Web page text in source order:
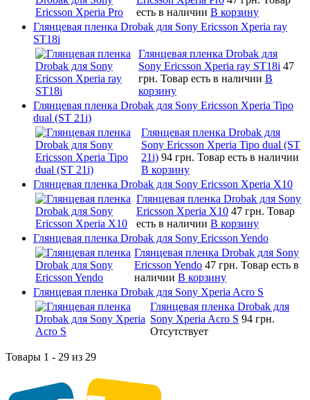
есть в наличии В корзину
Глянцевая пленка Drobak для Sony Ericsson Xperia ray
ST18i
Глянцевая пленка Drobak для
Sony Ericsson Xperia ray ST18i 47
грн. Товар есть в наличии В
корзину
Глянцевая пленка Drobak для Sony Ericsson Xperia Tipo
dual (ST 21i)
Глянцевая пленка Drobak для
Sony Ericsson Xperia Tipo dual (ST
21i) 94 грн. Товар есть в наличии
В корзину
Глянцевая пленка Drobak для Sony Ericsson Xperia X10
Глянцевая пленка Drobak для Sony
Ericsson Xperia X10 47 грн. Товар
есть в наличии В корзину
Глянцевая пленка Drobak для Sony Ericsson Yendo
Глянцевая пленка Drobak для Sony
Ericsson Yendo 47 грн. Товар есть в
наличии В корзину
Глянцевая пленка Drobak для Sony Xperia Acro S
Глянцевая пленка Drobak для
Sony Xperia Acro S 94 грн.
Отсутствует
Товары 1 - 29 из 29